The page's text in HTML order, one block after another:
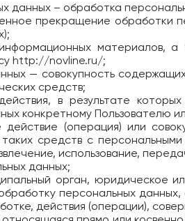
данных – обработка
прекращение обработки
http://novline.ru/;
— совокупность
средств;
в результате
конкретному Пользователю
(операция) или
средств с
использование,
данных;
орган, юридическое
персональных
действия (операции),